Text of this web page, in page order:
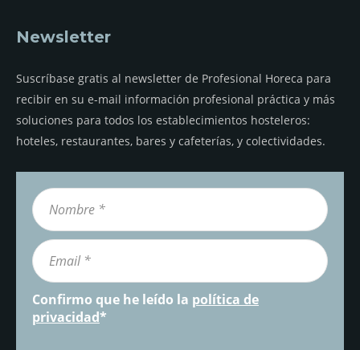
Newsletter
Suscríbase gratis al newsletter de Profesional Horeca para
recibir en su e-mail información profesional práctica y más
soluciones para todos los establecimientos hosteleros:
hoteles, restaurantes, bares y cafeterías, y colectividades.
Confirmo que he leído la política de
privacidad*